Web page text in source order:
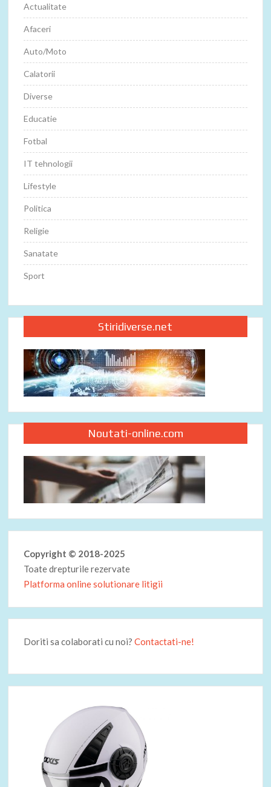
Actualitate
Afaceri
Auto/Moto
Calatorii
Diverse
Educatie
Fotbal
IT tehnologii
Lifestyle
Politica
Religie
Sanatate
Sport
Stiridiverse.net
Noutati-online.com
Copyright © 2018-2025
Toate drepturile rezervate
Platforma online solutionare litigii
Doriti sa colaborati cu noi?Contactati-ne!